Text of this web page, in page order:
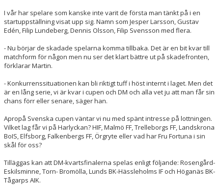
I vår har spelare som kanske inte varit de första man tänkt på i en
startuppställning visat upp sig. Namn som Jesper Larsson, Gustav
Edén, Filip Lundeberg, Dennis Olsson, Filip Svensson med flera.
- Nu börjar de skadade spelarna komma tillbaka. Det är en bit kvar till
matchform för någon men nu ser det klart bättre ut på skadefronten,
förklarar Martin.
- Konkurrenssituationen kan bli riktigt tuff i höst internt i laget. Men det
är en lång serie, vi är kvar i cupen och DM och alla vet ju att man får sin
chans förr eller senare, säger han.
Apropå Svenska cupen väntar vi nu med spänt intresse på lottningen.
Vilket lag får vi på Harlyckan? HIF, Malmö FF, Trelleborgs FF, Landskrona
BoIS, Elfsborg, Falkenbergs FF, Örgryte eller vad har Fru Fortuna i sin
skål för oss?
Tilläggas kan att DM-kvartsfinalerna spelas enligt följande: Rosengård-
Eskilsminne, Torn- Bromölla, Lunds BK-Hässleholms IF och Höganäs BK-
Tågarps AIK.